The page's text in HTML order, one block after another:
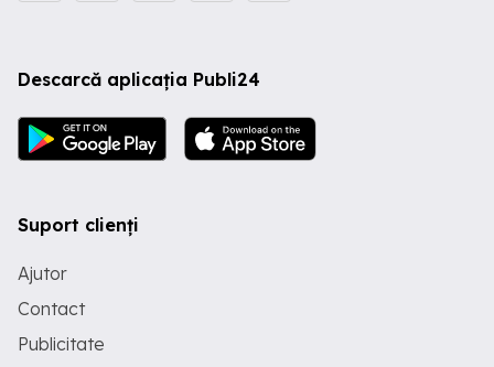
Descarcă aplicația Publi24
Suport clienți
Ajutor
Contact
Publicitate